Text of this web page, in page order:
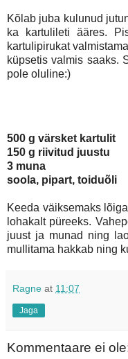
Kõlab juba kulunud
ka kartulileti ääres.
kartulipirukat
küpsetis valmis saaks.
pole oluline:)
500 g värsket kartulit
150 g riivitud juustu
3 muna
soola, pipart, toiduõli
Keeda väiksemaks
lohakalt püreeks.
juust ja munad ning
mullitama hakkab ning
Ragne at 11:07
Jaga
Kommentaare ei